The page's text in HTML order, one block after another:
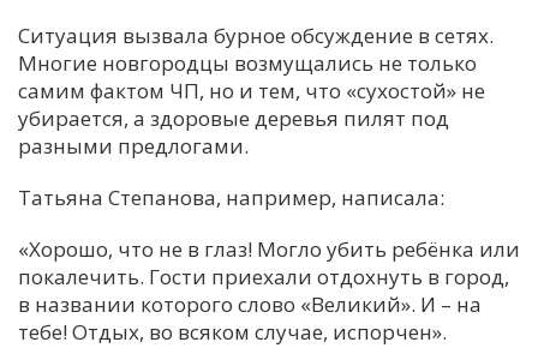
Ситуация вызвала бурное обсуждение в сетях.
Многие новгородцы возмущались не только
самим фактом ЧП, но и тем, что «сухостой» не
убирается, а здоровые деревья пилят под
разными предлогами.
Татьяна Степанова, например, написала:
«Хорошо, что не в глаз! Могло убить ребёнка или
покалечить. Гости приехали отдохнуть в город,
в названии которого слово «Великий». И – на
тебе! Отдых, во всяком случае, испорчен».